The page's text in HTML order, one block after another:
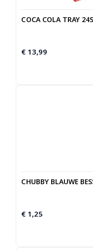
COCA COLA TRAY
€ 13,99
CHUBBY BLAUWE
€ 1,25